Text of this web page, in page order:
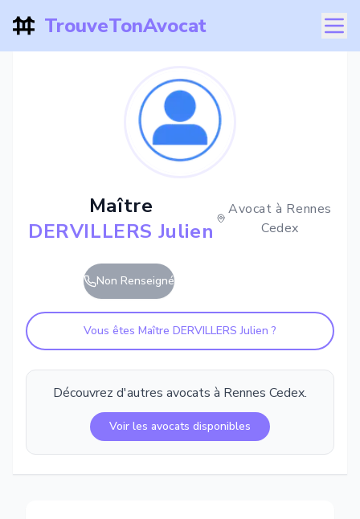
TrouveTonAvocat
Maître
DERVILLERS Julien
Avocat à Rennes
Cedex
Non Renseigné
Vous êtes Maître DERVILLERS Julien ?
Découvrez d'autres avocats à Rennes Cedex.
Voir les avocats disponibles